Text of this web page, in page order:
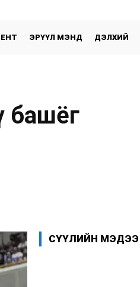
ЭРҮҮЛ МЭНД ДЭЛХИЙ
башёг
СҮҮЛИЙН МЭДЭЭ